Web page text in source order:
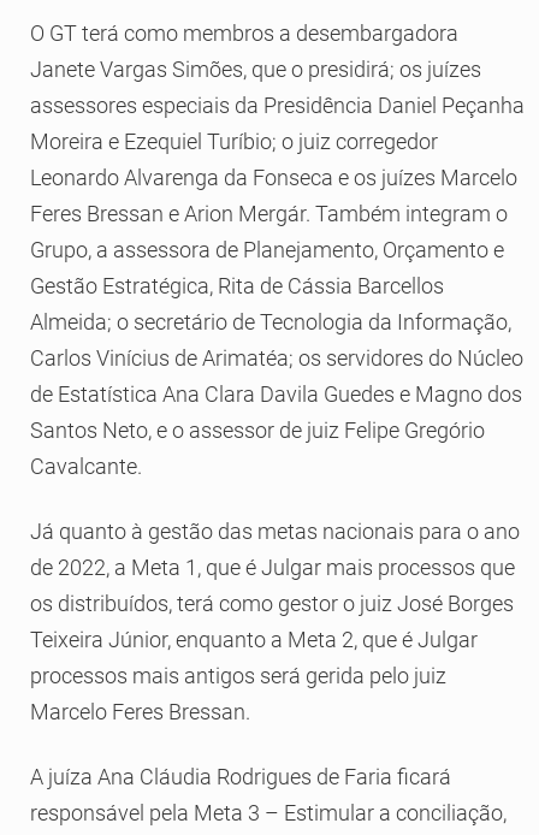
O GT terá como membros a desembargadora
Janete Vargas Simões, que o presidirá; os juízes
assessores especiais da Presidência Daniel Peçanha
Moreira e Ezequiel Turíbio; o juiz corregedor
Leonardo Alvarenga da Fonseca e os juízes Marcelo
Feres Bressan e Arion Mergár. Também integram o
Grupo, a assessora de Planejamento, Orçamento e
Gestão Estratégica, Rita de Cássia Barcellos
Almeida; o secretário de Tecnologia da Informação,
Carlos Vinícius de Arimatéa; os servidores do Núcleo
de Estatística Ana Clara Davila Guedes e Magno dos
Santos Neto, e o assessor de juiz Felipe Gregório
Cavalcante.
Já quanto à gestão das metas nacionais para o ano
de 2022, a Meta 1, que é Julgar mais processos que
os distribuídos, terá como gestor o juiz José Borges
Teixeira Júnior, enquanto a Meta 2, que é Julgar
processos mais antigos será gerida pelo juiz
Marcelo Feres Bressan.
A juíza Ana Cláudia Rodrigues de Faria ficará
responsável pela Meta 3 – Estimular a conciliação,